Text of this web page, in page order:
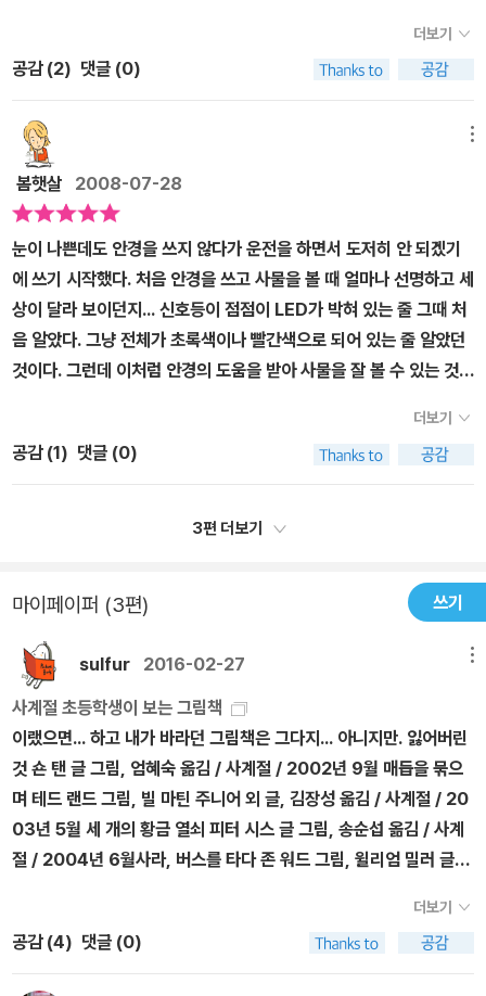
다는 것은 나자신을 믿는다는 것임에 생각이 미친다. 나자신의 판단,
손과 같은 지팡이의 느낌으로 움직여야한다는 것은 자신을 믿지 않고
음의 눈을 가졌지 않을까.하얀지팡이의 의미를 알려주는 글을 볼 수
있어서 다행이다 싶어진다. 한번도 눈여겨 본 적이 없는 그 지팡이. 이
젠 지팡이에 대한 배려를 내가 할 차례인 듯 하다. 지하도를 걸으며 가
끔 부딪혔던 지팡이에 대한 죄송함과 노란 가이드라인을 다시 한번
생각해봐야 할 때인 듯 하다.
어른 시각장애인이 흰막대기를 짚고다니는 것을 종종 볼 수 있다. 하
지만 어린 아이들은 없었다. 이책을 보니 이유인즉슨 우리나라는 13
세 이하의 시각 장애 언린이들은 지팡이 사용하는 걷기 교육을 받지
않고 14세가 되어야 지팡이를 사용할 수 있다고 한다. 새로운 사실을
알게 되었다.이 책은 글은 외국작가이지만 그림은 우리나라 작가가
그린 그림이다. 때문에 우리의 정서와는 좀 다를 수 있겠지만 그래도
아이가 겪어나가는 과정이 진솔하다.2년 전쯤에 '인체의 탐험'전시
관림을 하는 시각장애인도우미봉사를 한 적이있다. 그 때 정말 이 책
의 주인공럼 아래쪽만 볼 수 있는아줌마 한 분이 계셨다. 내 손을 꼭
잡고 이것 저것 만져보시느라 바쁘셨다. 그 때 이분들은 못보는 것이
아니라 우리보다도 훨씬 많은 걸 보고 있다는 것을 느꼈었다.이 책에
서는 주인공 발레리가 점점 시력을잃어가면서 친구와 가족, 학교에서
의 갈등과 문제들을 보여준다. 곳곳의 어두운 색감의 발레리 마음도
엿볼수 있지만 선생님을 통해 극복해 가는 과정이 참 아름다웠다.한
을까 생각해본다.아이와 함께 시각장애인을 이해하는데 도움을 줄 뿐
깨닫게 해준 고마운 책이다.
더보기
공감 (2) 댓글 (0)
봄햇살 2008-07-28
눈이 나쁜데도 안경을 쓰지 않다가 운전을 하면서 도저히 안 되겠기
에 쓰기 시작했다. 처음 안경을 쓰고 사물을 볼 때 얼마나 선명하고 세
상이 달라 보이던지... 신호등이 점점이 LED가 박혀 있는 줄 그때 처
음 알았다. 그냥 전체가 초록색이나 빨간색으로 되어 있는 줄 알았던
것이다. 그런데 이처럼 안경의 도움을 받아 사물을 잘 볼 수 있는 것이
이야기가 담겨 있는 책이다. 발레리도 처음에는 두꺼운 안경의 도움
을 받아 그럭저럭 불편함 없이 지냈는데 어느날부터인가 안경을 써도
잘 보이지 않게 된 것이다. 강아지를 모양대로 오려야하는데도 꼬리
를 잘라버리고 돌부리에 걸려 넘어진다. 전보다 더 안 보이게 되었다
핀잔을 준다. 진짜로 그럴지도 모른다는 불안감에 휩싸여 있던 발레
리에게 그 소리는 얼마나 큰 충격이었을까.결국 발레리는 앞이 하나
도안보이게되자학교에서도 친구들과 다른 수업을 받기 시작한다. 물
론 처음부터 끝까지 따로 수업을 받는 것이 아니라 일주일에 두 번씩
수자 선생님에게 배우는 것이다. 발레리는 수자 선생님에게 여러가지
를 배우며 차츰차츰 적응하기 시작한다. 그렇다고 발레리의 시력이
좋아지는 것은 아니다. 급기야 지팡이를 사용해야 할 정도까지 간 것
이다. 처음엔 발레리도 화가 나서 거부했지만 선생님의 설득과 도움
으로 흰지팡이 사용법을 익히고 받아들이게 된다.친구들은 발레리를
아무렇지도 않게 대하지만 어른들은 그렇질 않다. 단지 앞이 보이지
정하는 말을 하니 얼마나 마음이 아팠을까.이 책은 후천적 시각 장애
를 갖게 된 발레리의 생활을 통해 사회에 적응해 가는 과정이나 그들
이 진짜 원하는 것이 어떤 것인지까지 두루 이야기하고 있다. 그렇다
더보기
공감 (1) 댓글 (0)
3편 더보기
마이페이퍼 (3편) 쓰기
sulfur 2016-02-27
사계절 초등학생이 보는 그림책
이랬으면... 하고 내가 바라던 그림책은 그다지... 아니지만. 잃어버린
것 숀 탠 글 그림, 엄혜숙 옮김 / 사계절 / 2002년 9월 매듭을 묶으
며 테드 랜드 그림, 빌 마틴 주니어 외 글, 김장성 옮김 / 사계절 / 20
03년 5월 세 개의 황금 열쇠 피터 시스 글 그림, 송순섭 옮김 / 사계
절 / 2004년 6월사라, 버스를 타다 존 워드 그림, 윌리엄 밀러 글,
배마 주에서 일어난 로사 팍스 사건을 바탕으로 한 얘기. 파란 막대 /
파란 상자 이보나 흐미엘레프스카 글 그림, 이지원 옮김 / 사계절 / 2
004년 12월 호주머니 속의 귀뚜라미 레베카 커딜 지음, 에벌린 네
더보기
공감 (4) 댓글 (0)